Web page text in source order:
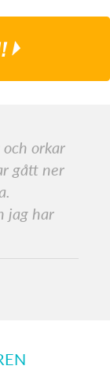
orkar
gått ner
jag har